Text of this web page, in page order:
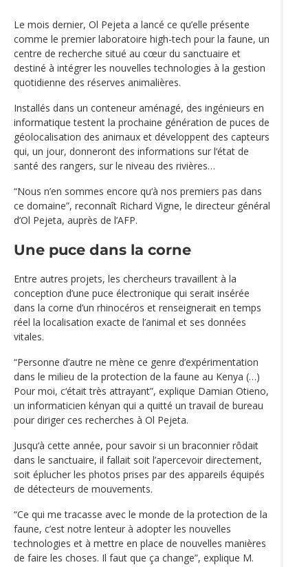
Le mois dernier, Ol Pejeta a lancé ce qu’elle présente
comme le premier laboratoire high-tech pour la faune, un
centre de recherche situé au cœur du sanctuaire et
destiné à intégrer les nouvelles technologies à la gestion
quotidienne des réserves animalières.
Installés dans un conteneur aménagé, des ingénieurs en
informatique testent la prochaine génération de puces de
géolocalisation des animaux et développent des capteurs
qui, un jour, donneront des informations sur l‘état de
santé des rangers, sur le niveau des rivières…
“Nous n’en sommes encore qu‘à nos premiers pas dans
ce domaine”, reconnaît Richard Vigne, le directeur général
d’Ol Pejeta, auprès de l’AFP.
Une puce dans la corne
Entre autres projets, les chercheurs travaillent à la
conception d’une puce électronique qui serait insérée
dans la corne d’un rhinocéros et renseignerait en temps
réel la localisation exacte de l’animal et ses données
vitales.
“Personne d’autre ne mène ce genre d’expérimentation
dans le milieu de la protection de la faune au Kenya (…)
Pour moi, c‘était très attrayant”, explique Damian Otieno,
un informaticien kényan qui a quitté un travail de bureau
pour diriger ces recherches à Ol Pejeta.
Jusqu‘à cette année, pour savoir si un braconnier rôdait
dans le sanctuaire, il fallait soit l’apercevoir directement,
soit éplucher les photos prises par des appareils équipés
de détecteurs de mouvements.
“Ce qui me tracasse avec le monde de la protection de la
faune, c’est notre lenteur à adopter les nouvelles
technologies et à mettre en place de nouvelles manières
de faire les choses. Il faut que ça change”, explique M.